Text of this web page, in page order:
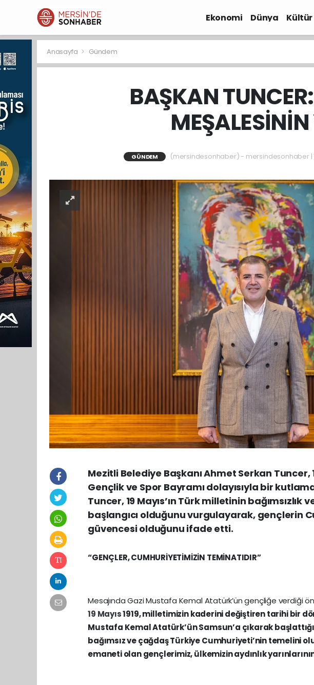
Ekonomi Dünya Kültür
Anasayfa Gündem
BAŞKAN
GÜNDEM (mersindesonhaber) - mersindesonhaber |
Mezitli Belediye Başkanı Ahmet Serkan Tuncer,
Gençlik ve Spor Bayramı dolayısıyla bir
Tuncer, 19 Mayıs’ın Türk milletinin
başlangıcı olduğunu vurgulayarak, gençlerin
güvencesi olduğunu ifade etti.
“GENÇLER, CUMHURİYETİMİZİN TEMİNATIDIR”
Mesajında Gazi Mustafa Kemal Atatürk’ün gençliğe verdiği
19 Mayıs1919, milletimizin kaderini değiştiren tarihi bir
Mustafa Kemal Atatürk’ün Samsun’a çıkarak
bağımsız ve çağdaş Türkiye Cumhuriyeti’nin temelini
emaneti olan gençlerimiz, ülkemizin aydınlık